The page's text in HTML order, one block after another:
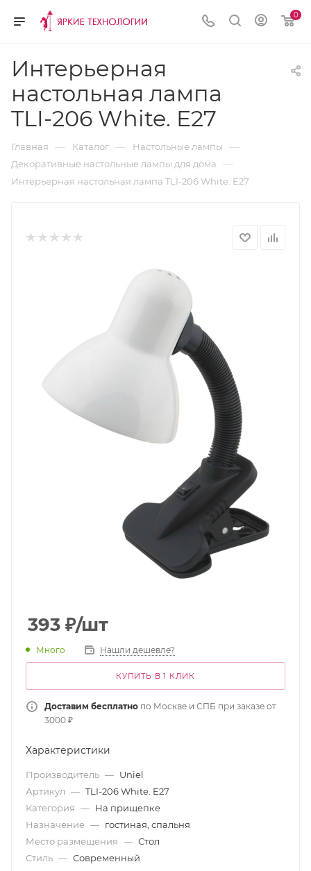
0
Интерьерная
настольная лампа
TLI-206 White. E27
Главная — Каталог — Настольные лампы —
Декоративные настольные лампы для дома —
Интерьерная настольная лампа TLI-206 White. E27
393 ₽/шт
Много Нашли дешевле?
КУПИТЬ В 1 КЛИК
Доставим бесплатно по Москве и СПБ при заказе от
3000 ₽
Характеристики
Производитель — Uniel
Артикул — TLI-206 White. E27
Категория — На прищепке
Назначение — гостиная, спальня
Место размещения — Стол
Стиль — Современный